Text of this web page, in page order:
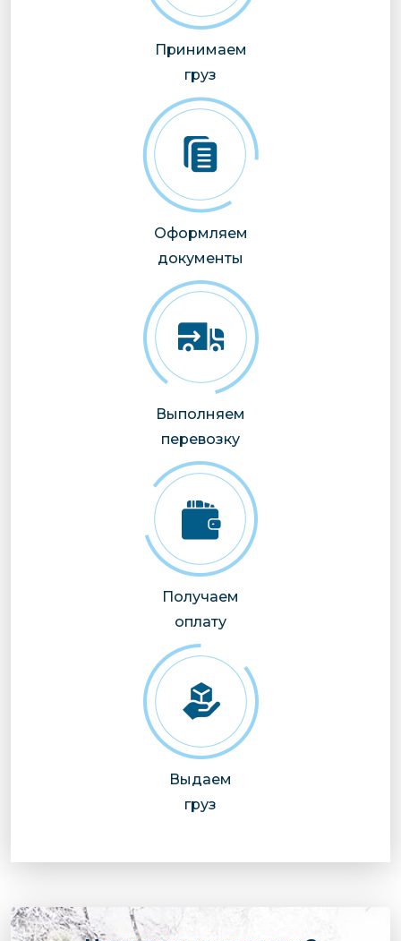
Принимаем
груз
Оформляем
документы
Выполняем
перевозку
Получаем
оплату
Выдаем
груз